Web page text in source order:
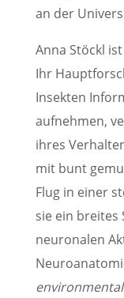
an der
Anna Stöckl
Ihr
Insek­ten
aufneh­men,
ihres
mit bunt
Flug in einer
sie ein
neuro­na­len